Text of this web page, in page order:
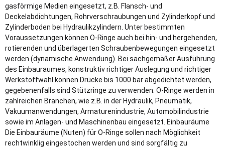
gasförmige Medien eingesetzt, z.B. Flansch- und
Deckelabdichtungen, Rohrverschraubungen und Zylinderkopf und
Zylinderboden bei Hydraulikzylindern. Unter bestimmten
Voraussetzungen können O-Ringe auch bei hin- und hergehenden,
rotierenden und überlagerten Schraubenbewegungen eingesetzt
werden (dynamische Anwendung). Bei sachgemäßer Ausführung
des Einbauraumes, konstruktiv richtiger Auslegung und richtiger
Werkstoffwahl können Drücke bis 1000 bar abgedichtet werden,
gegebenenfalls sind Stützringe zu verwenden. O-Ringe werden in
zahlreichen Branchen, wie z.B. in der Hydraulik, Pneumatik,
Vakuumanwendungen, Armaturenindustrie, Automobilindustrie
sowie im Anlagen- und Maschinenbau eingesetzt. Einbauräume
Die Einbauräume (Nuten) für O-Ringe sollen nach Möglichkeit
rechtwinklig eingestochen werden und sind sorgfältig zu